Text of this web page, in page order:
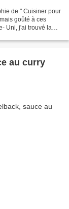
de " Cuisiner pour
goûté à ces
Uni, j'ai trouvé la
au curry